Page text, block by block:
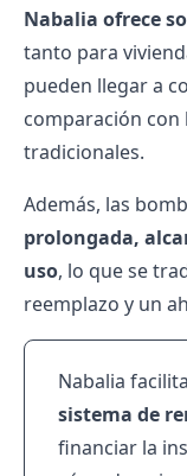
Nabalia ofrece
tanto para
pueden llegar a
comparación con
tradicionales.
Además, las
prolongada,
uso, lo que se
reemplazo y un
Nabalia
sistema de
financiar la